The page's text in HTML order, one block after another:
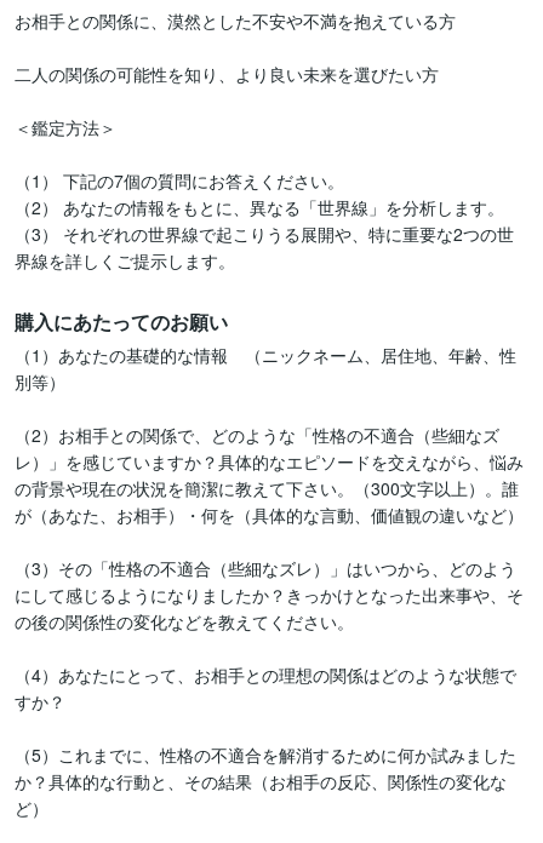
お相手との関係に、漠然とした不安や不満を抱えている方
二人の関係の可能性を知り、より良い未来を選びたい方
＜鑑定方法＞
（1） 下記の7個の質問にお答えください。
（2） あなたの情報をもとに、異なる「世界線」を分析します。
（3） それぞれの世界線で起こりうる展開や、特に重要な2つの世
界線を詳しくご提示します。
購入にあたってのお願い
（1）あなたの基礎的な情報　（ニックネーム、居住地、年齢、性
別等）
（2）お相手との関係で、どのような「性格の不適合（些細なズ
レ）」を感じていますか？具体的なエピソードを交えながら、悩み
の背景や現在の状況を簡潔に教えて下さい。（300文字以上）。誰
が（あなた、お相手）・何を（具体的な言動、価値観の違いなど）
（3）その「性格の不適合（些細なズレ）」はいつから、どのよう
にして感じるようになりましたか？きっかけとなった出来事や、そ
の後の関係性の変化などを教えてください。
（4）あなたにとって、お相手との理想の関係はどのような状態で
すか？
（5）これまでに、性格の不適合を解消するために何か試みました
か？具体的な行動と、その結果（お相手の反応、関係性の変化な
ど）